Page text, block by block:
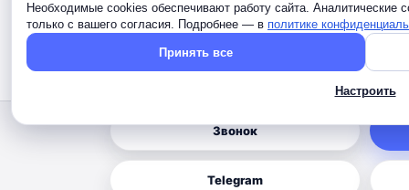
Необходимые cookies обеспечивают работу сайта.
только с вашего согласия. Подробнее — в политике
Принять все
Настроить
Звонок
Telegram